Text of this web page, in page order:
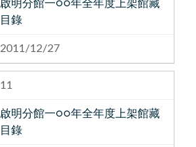
啟明分館一○○年全年度上架館藏
目錄
2011/12/27
11
啟明分館一○○年全年度上架館藏
目錄